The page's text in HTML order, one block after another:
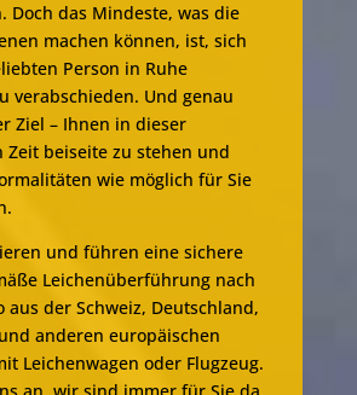
Doch das Mindeste, was die
machen können, ist, sich
Person in Ruhe
verabschieden. Und genau
Ziel – Ihnen in dieser
Zeit beiseite zu stehen und
wie möglich für Sie
und führen eine sichere
Leichenüberführung nach
aus der Schweiz, Deutschland,
anderen europäischen
Leichenwagen oder Flugzeug.